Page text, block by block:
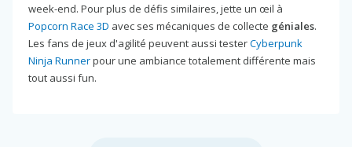
week-end. Pour plus de défis similaires, jette un œil à
Popcorn Race 3D avec ses mécaniques de collecte géniales.
Les fans de jeux d'agilité peuvent aussi testerCyberpunk
Ninja Runnerpour une ambiance totalement différente mais
tout aussi fun.